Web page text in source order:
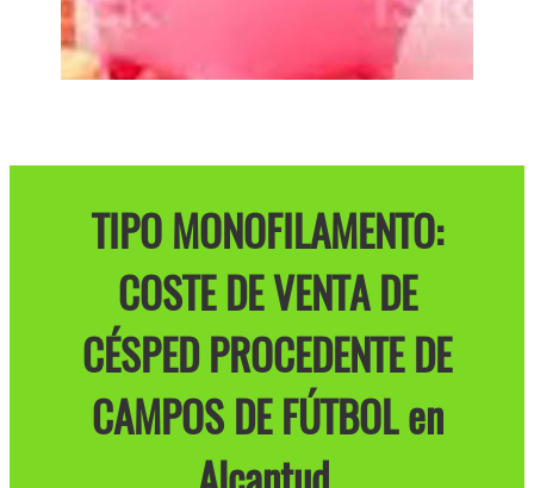
TIPO MONOFILAMENTO:
COSTE DE VENTA DE
CÉSPED PROCEDENTE DE
CAMPOS DE FÚTBOL en